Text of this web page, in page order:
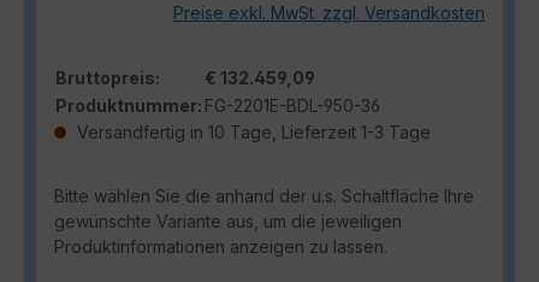
Preise exkl. MwSt. zzgl. Versandkosten
Bruttopreis:
€ 132.459,09
Produktnummer: FG-2201E-BDL-950-36
Versandfertig in 10 Tage, Lieferzeit 1-3 Tage
Bitte wählen Sie die anhand der u.s. Schaltfläche Ihre
gewünschte Variante aus, um die jeweiligen
Produktinformationen anzeigen zu lassen.